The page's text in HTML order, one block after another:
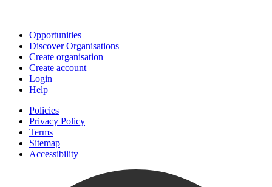
Opportunities
Discover Organisations
Create organisation
Create account
Login
Help
Policies
Privacy Policy
Terms
Sitemap
Accessibility